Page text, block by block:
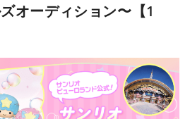
オーディション〜【1